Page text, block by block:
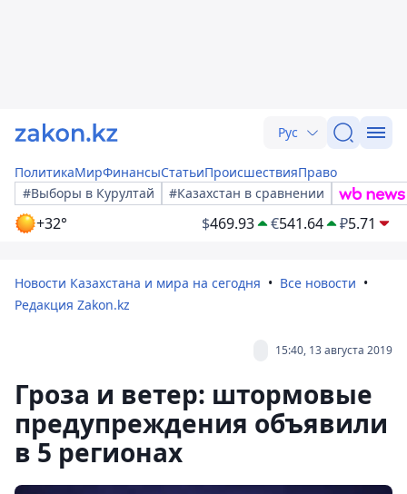
Рус
ПолитикаМирФинансыСтатьиПроисшествияПраво
#Выборы в Курултай
#Казахстан в сравнении
+32° $469.93 €541.64 ₽5.71
Новости Казахстана и мира на сегодня
Все новости
Редакция Zakon.kz
15:40, 13 августа 2019
Гроза и ветер: штормовые
предупреждения объявили
в 5 регионах